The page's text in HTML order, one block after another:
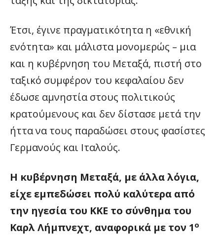
Έτσι, έγινε πραγματικότητα η «εθνική
ενότητα» και μάλιστα μονομερώς – μια
και η κυβέρνηση του Μεταξά, πιστή στο
ταξικό συμφέρον του κεφαλαίου δεν
έδωσε αμνηστία στους πολιτικούς
κρατούμενους και δεν δίστασε μετά την
ήττα να τους παραδώσει στους φασίστες
Γερμανούς και Ιταλούς.
Η κυβέρνηση Μεταξά, με άλλα λόγια,
είχε εμπεδώσει πολύ καλύτερα από
την ηγεσία του ΚΚΕ το σύνθημα του
Καρλ Λήμπνεχτ, αναφορικά με τον 1 ο